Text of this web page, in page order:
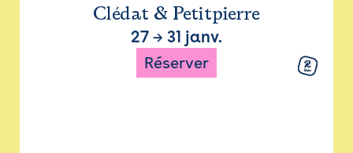
Clédat & Petitpierre
27 → 31 janv.
Réserver